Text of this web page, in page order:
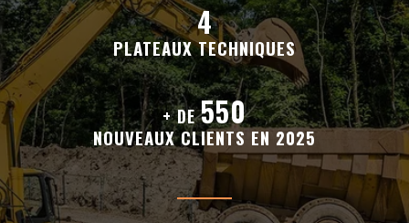
4
PLATEAUX TECHNIQUES
+ DE550
NOUVEAUX CLIENTS EN 2025